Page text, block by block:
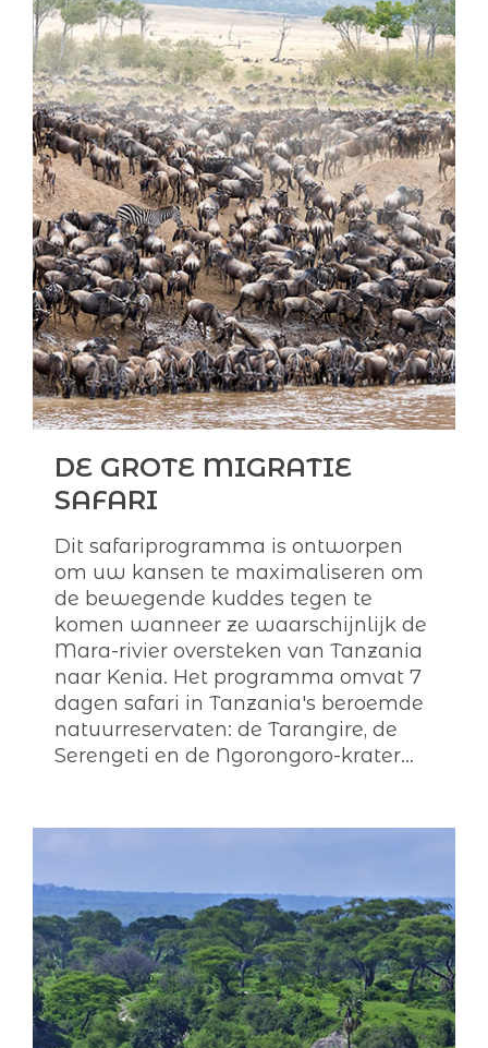
DE GROTE MIGRATIE
SAFARI
Dit safariprogramma is ontworpen
om uw kansen te maximaliseren om
de bewegende kuddes tegen te
komen wanneer ze waarschijnlijk de
Mara-rivier oversteken van Tanzania
naar Kenia. Het programma omvat 7
dagen safari in Tanzania's beroemde
natuurreservaten: de Tarangire, de
Serengeti en de Ngorongoro-krater...